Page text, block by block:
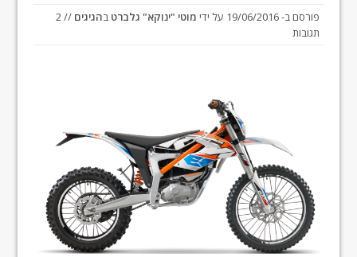
פורסם ב-19/06/2016 על ידי מוטי "ינוקא" גלברט בהגיגים
// 2
תגובות